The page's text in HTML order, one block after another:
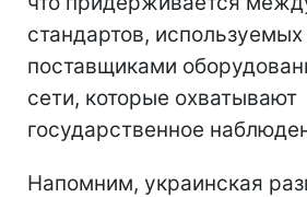
стандартов,
поставщиками
сети, которые охватывают
государственное
Напомним, украинская